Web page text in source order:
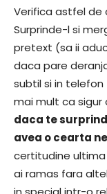
Verifica astfel de
Surprinde-l si
pretext (sa ii
daca pare
subtil si in
mai mult ca sigur
daca te
avea o cearta
certitudine
ai ramas fara